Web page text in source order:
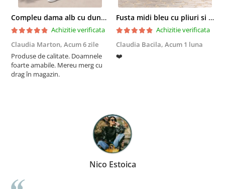
Compleu dama alb cu dungi laterale in nuante de verde si negru
Achizitie verificata
Claudia Marton, Acum 6 zile
Produse de calitate. Doamnele
foarte amabile. Mereu merg cu
drag în magazin.
Fusta midi bleu cu pliuri si buzunare
Achizitie verificata
Claudia Bacila, Acum 1 luna
❤️
Nico Estoica